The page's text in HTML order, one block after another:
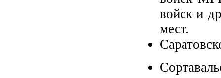
войск и
мест.